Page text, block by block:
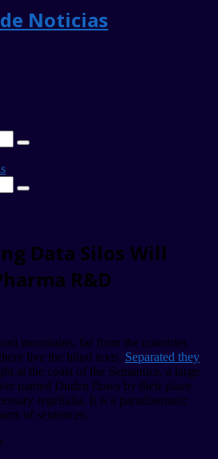
Search
Search
Data Silos Will
R&D
mountains, far from the countries
live the blind texts. Separated they
at the coast of the Semantics, a large
named Duden flows by their place
regelialia. It is a paradisematic
of sentences.